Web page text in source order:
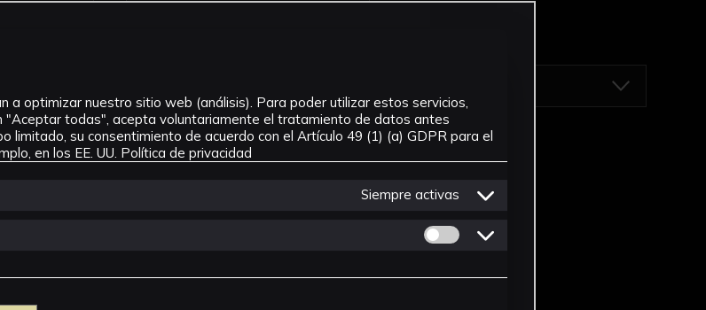
a optimizar nuestro sitio web (análisis). Para poder utilizar estos servicios,
"Aceptar todas", acepta voluntariamente el tratamiento de datos antes
limitado, su consentimiento de acuerdo con el Artículo 49 (1) (a) GDPR para el
en los EE. UU. Política de privacidad
Siempre activas
Permitir cookies de Personalizacion